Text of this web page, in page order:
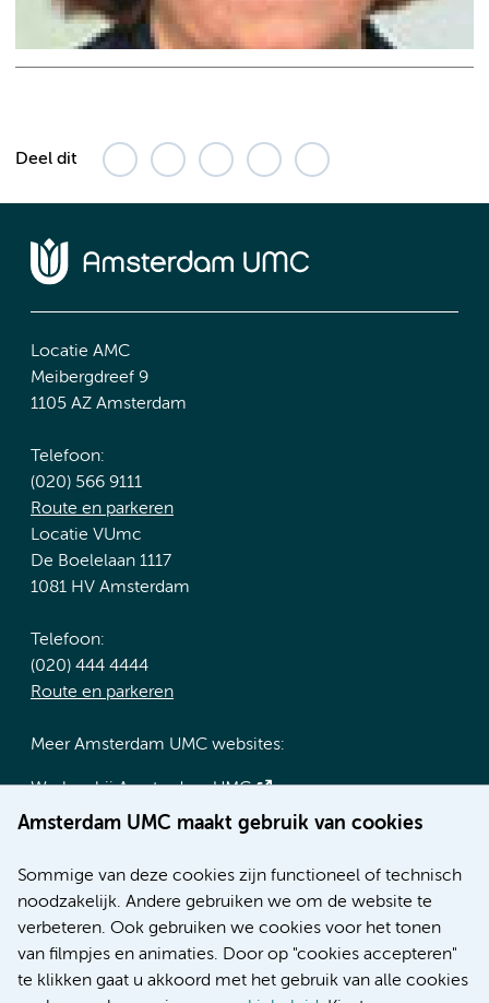
Deel dit
Amsterdam UMC maakt gebruik van cookies
Sommige van deze cookies zijn functioneel of technisch
noodzakelijk. Andere gebruiken we om de website te
verbeteren. Ook gebruiken we cookies voor het tonen
van filmpjes en animaties. Door op "cookies accepteren"
te klikken gaat u akkoord met het gebruik van alle cookies
Locatie AMC
Meibergdreef 9
1105 AZ Amsterdam
Telefoon:
(020) 566 9111
Route en parkeren
Locatie VUmc
De Boelelaan 1117
1081 HV Amsterdam
Telefoon:
(020) 444 4444
Route en parkeren
Meer Amsterdam UMC websites:
Werken bij Amsterdam UMC
Over Amsterdam UMC
Research
Educatie locatie AMC
Educatie locatie VUmc